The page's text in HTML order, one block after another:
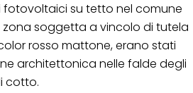
fotovoltaici su tetto nel comune
zona soggetta a vincolo di tutela
rosso mattone, erano stati
architettonica nelle falde degli
cotto.